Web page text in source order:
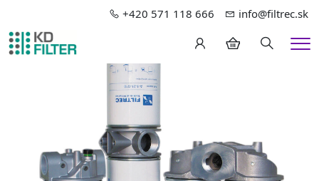
+420 571 118 666 info@filtrec.sk
Hledání